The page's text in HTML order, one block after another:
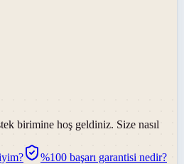
birimine hoş geldiniz. Size nasıl
%100 başarı garantisi nedir?